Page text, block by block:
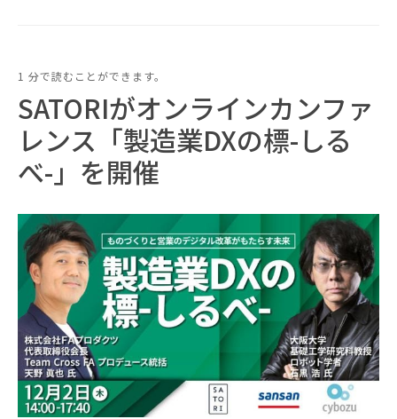
1 分で読むことができます。
SATORIがオンラインカンファ
レンス「製造業DXの標-しる
べ-」を開催